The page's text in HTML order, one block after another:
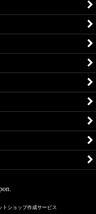
トショップ作成サービス